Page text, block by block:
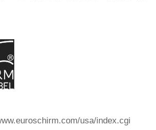
usa/index.cgi